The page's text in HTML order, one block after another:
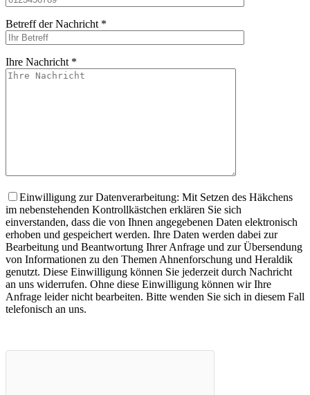
Betreff der Nachricht *
Ihre Nachricht *
Einwilligung zur Datenverarbeitung: Mit Setzen des Häkchens
im nebenstehenden Kontrollkästchen erklären Sie sich
einverstanden, dass die von Ihnen angegebenen Daten elektronisch
erhoben und gespeichert werden. Ihre Daten werden dabei zur
Bearbeitung und Beantwortung Ihrer Anfrage und zur Übersendung
von Informationen zu den Themen Ahnenforschung und Heraldik
genutzt. Diese Einwilligung können Sie jederzeit durch Nachricht
an uns widerrufen. Ohne diese Einwilligung können wir Ihre
Anfrage leider nicht bearbeiten. Bitte wenden Sie sich in diesem Fall
telefonisch an uns.